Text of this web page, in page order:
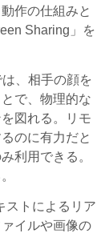
作の仕組みと
Sharing」を
、相手の顔を
で、物理的な
図れる。リモ
のに有力だと
利用できる。
ストによるリア
イルや画像の